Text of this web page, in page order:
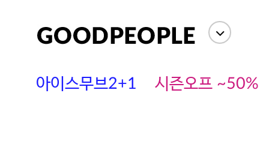
아이스무브2+1 시즌오프 ~50%